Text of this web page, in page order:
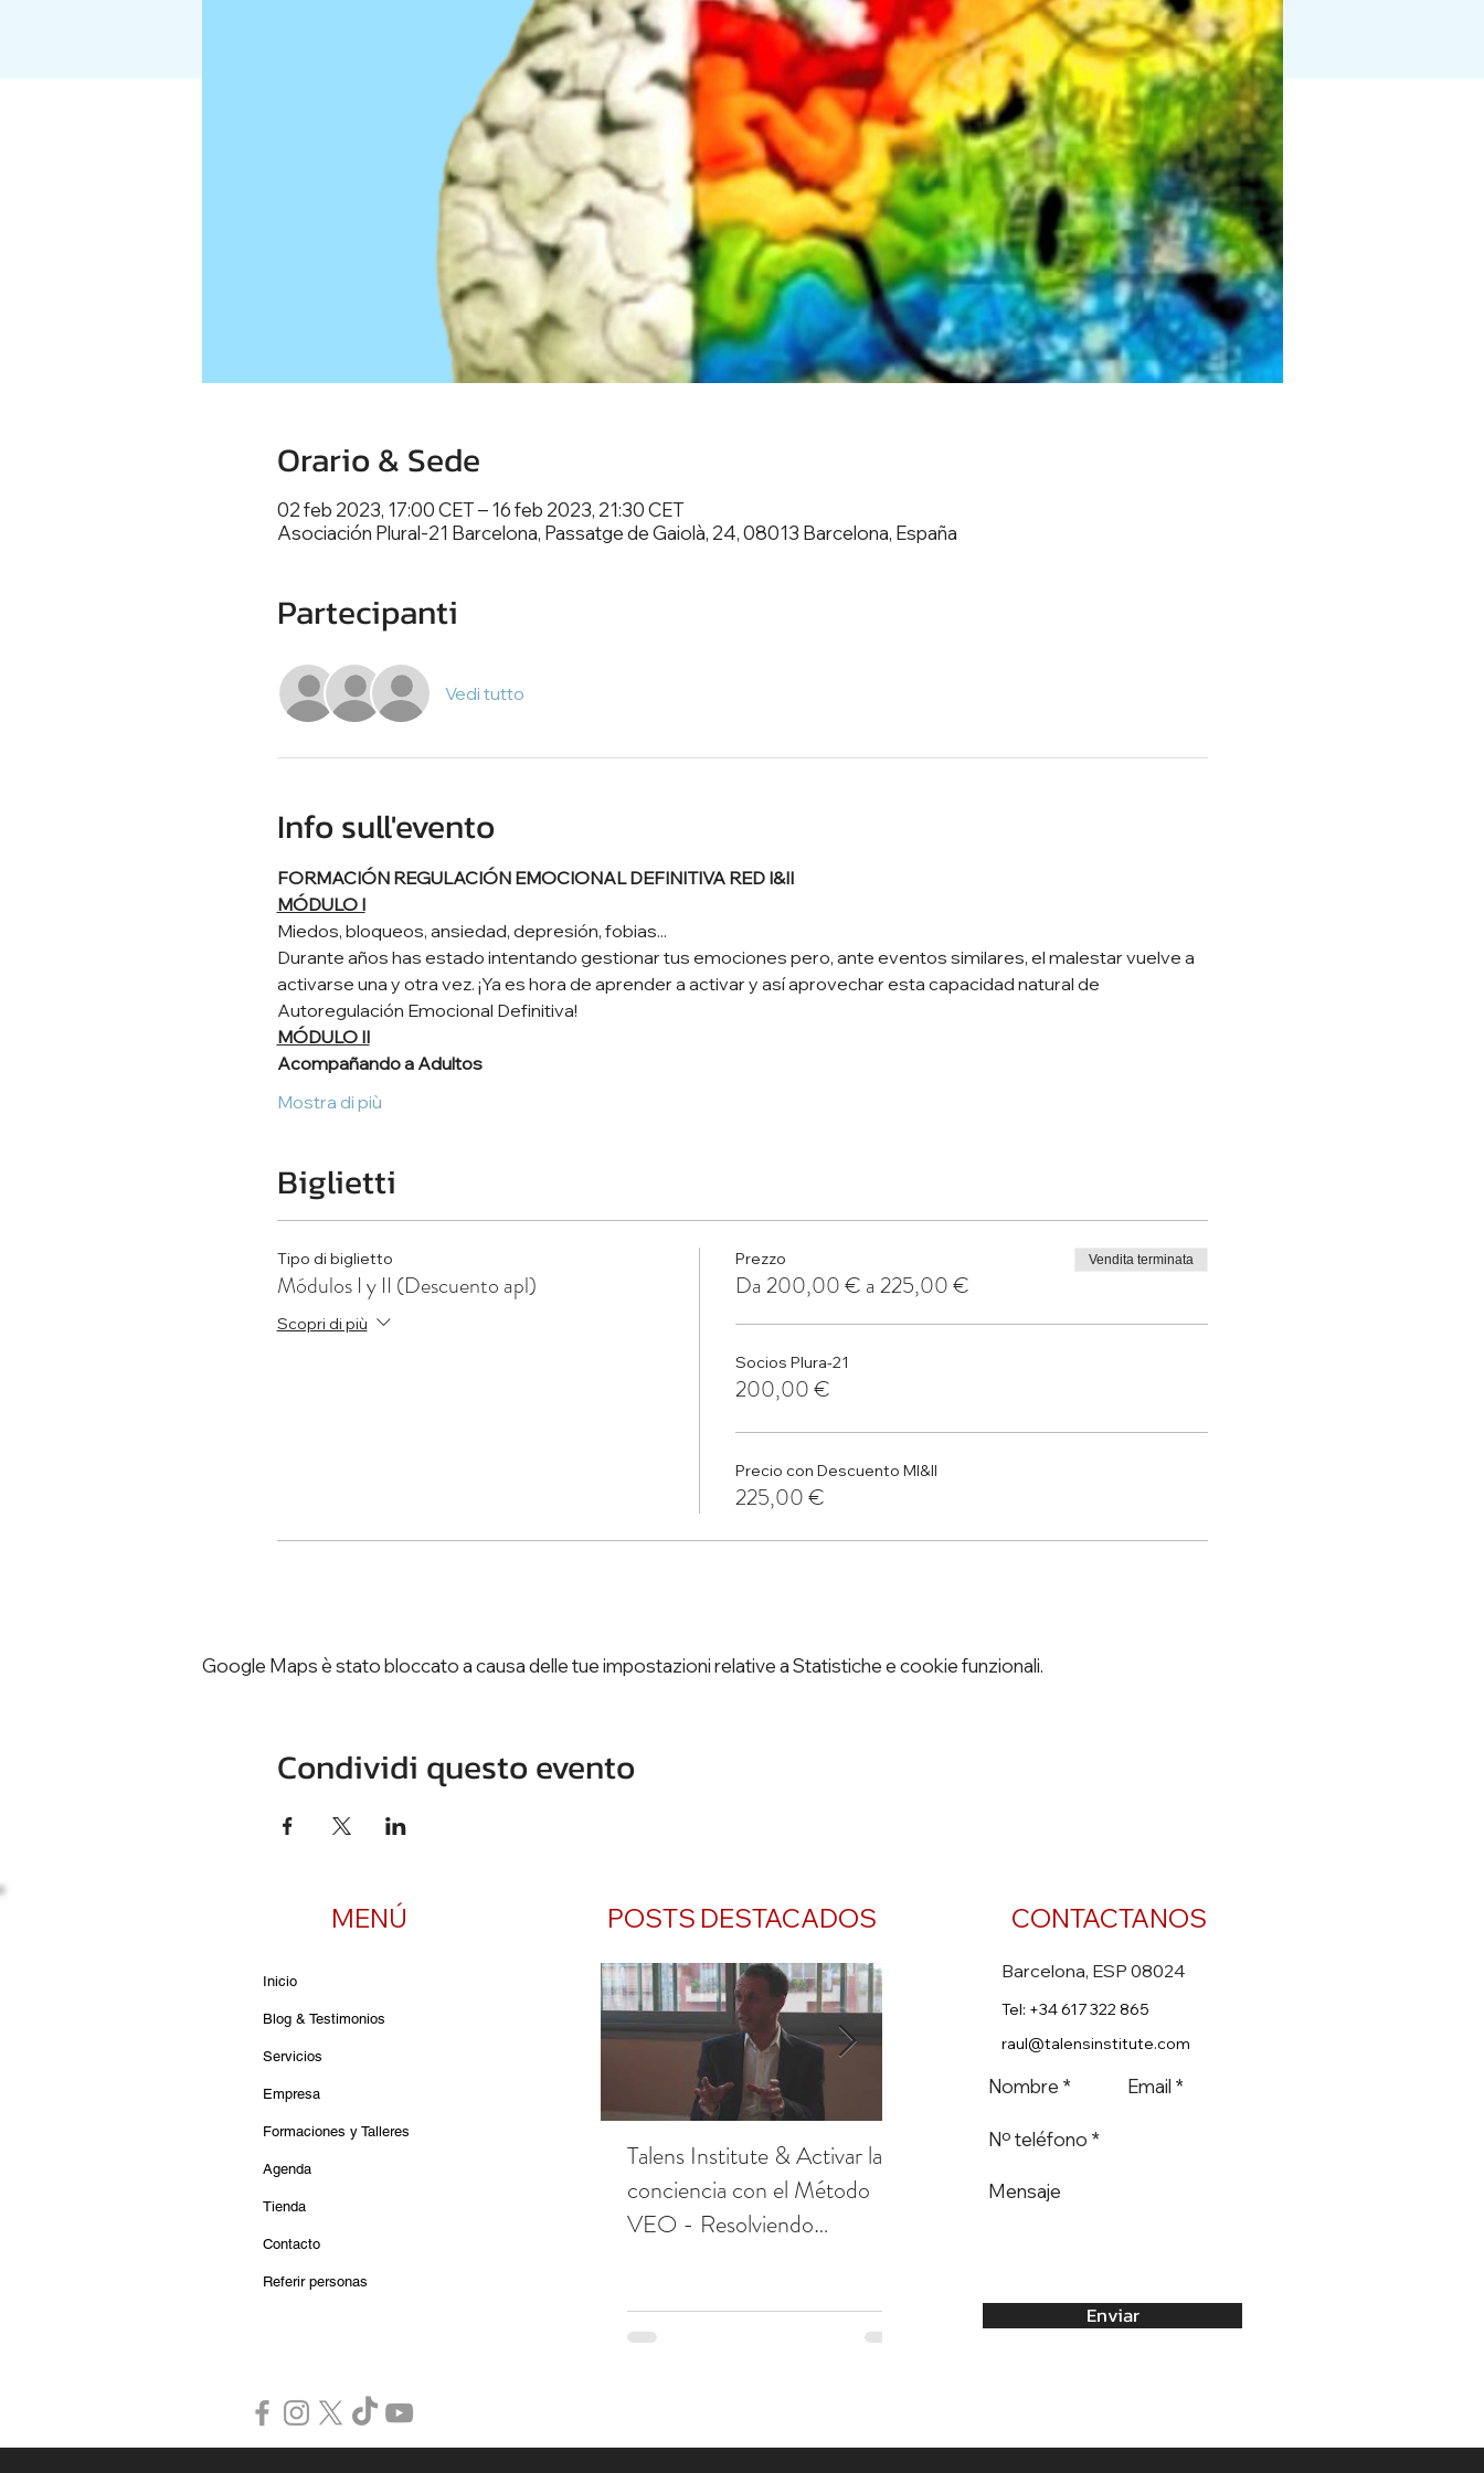
Orario & Sede
02 feb 2023, 17:00 CET – 16 feb 2023, 21:30 CET
Asociación Plural-21 Barcelona, Passatge de Gaiolà, 24, 08013 Barcelona, España
Partecipanti
Vedi tutto
Info sull'evento
FORMACIÓN REGULACIÓN EMOCIONAL DEFINITIVA RED I&II
MÓDULO I
Miedos, bloqueos, ansiedad, depresión, fobias...
Durante años has estado intentando gestionar tus emociones pero, ante eventos similares, el malestar vuelve a
activarse una y otra vez. ¡Ya es hora de aprender a activar y así aprovechar esta capacidad natural de
Autoregulación Emocional Definitiva!
MÓDULO II
Acompañando a Adultos
Mostra di più
Biglietti
Tipo di biglietto
Módulos I y II (Descuento apl)
Scopri di più
Prezzo
Da 200,00 € a 225,00 €
Vendita terminata
Socios Plura-21
200,00 €
Precio con Descuento MI&II
225,00 €
Google Maps è stato bloccato a causa delle tue impostazioni relative a Statistiche e cookie funzionali.
Condividi questo evento
MENÚ
Inicio
Blog & Testimonios
Servicios
Empresa
Formaciones y Talleres
Agenda
Tienda
Contacto
Referir personas
POSTS DESTACADOS
Talens Institute & Activar la
conciencia con el Método
VEO - Resolviendo
Talens Institute & Método
CONTACTANOS
Barcelona, ESP 08024
Tel: +34 617 322 865
raul@talensinstitute.com
Enviar